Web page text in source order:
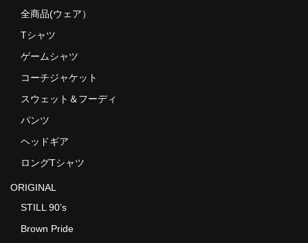
全商品(ウェア）
Tシャツ
ゲームシャツ
コーチジャケット
スウェット＆フーディ
パンツ
ヘッドギア
ロングTシャツ
ORIGINAL
STILL 90’s
Brown Pride